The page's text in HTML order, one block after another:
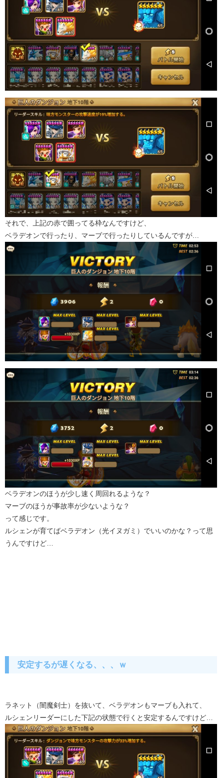
それで、上記の赤で囲ってる枠なんですけど、
ベラデオンで行ったり、マーブで行ったりしているんですが…
ベラデオンのほうが少し速く周回れるような？
マーブのほうが事故率が少ないような？
って感じです。
ルシェンが育てばベラデオン（光イヌガミ）でいいのかな？って思
うんですけど…
安定するが遅くなる、、、ｗ
ラネット（闇魔剣士）を抜いて、ベラデオンもマーブも入れて、
ルシェンリーダーにした下記の状態で行くと安定するんですけど…